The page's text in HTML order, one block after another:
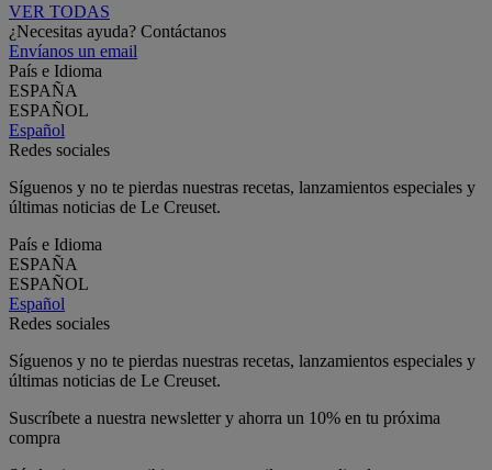
VER TODAS
¿Necesitas ayuda? Contáctanos
Envíanos un email
País e Idioma
ESPAÑA
ESPAÑOL
Español
Redes sociales
Síguenos y no te pierdas nuestras recetas, lanzamientos especiales y
últimas noticias de Le Creuset.
País e Idioma
ESPAÑA
ESPAÑOL
Español
Redes sociales
Síguenos y no te pierdas nuestras recetas, lanzamientos especiales y
últimas noticias de Le Creuset.
Suscríbete a nuestra newsletter y ahorra un 10% en tu próxima
compra